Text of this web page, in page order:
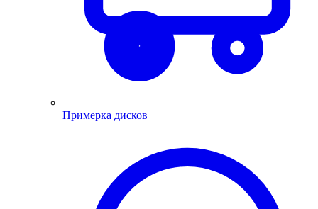
Примерка дисков